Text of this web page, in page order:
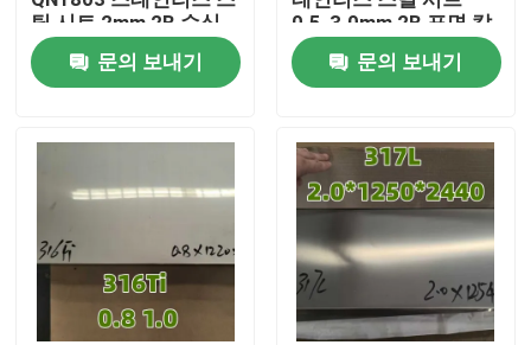
집
우리 에 관한 것
틸 시트 2mm 2B 수심
용 표면
문의 보내기
0.5-3.0mm 2B 표면 칼
용
문의 보내기